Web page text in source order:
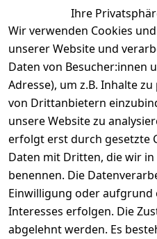
Ihre
Wir verwenden Cookies
unserer Website und
Daten von Besucher:innen
Adresse), um z.B. Inhalte
von Drittanbietern
unsere Website zu
erfolgt erst durch gesetzte
Daten mit Dritten, die wir
benennen. Die
Einwilligung oder aufgrund
Interesses erfolgen. Die
abgelehnt werden. Es
Rechtliches
AGB
Services
Kontakt